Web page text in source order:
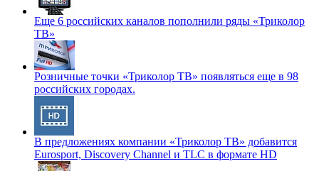
Еще 6 российских каналов пополнили ряды «Триколор
ТВ»
Розничные точки «Триколор ТВ» появляться еще в 98
российских городах.
В предложениях компании «Триколор ТВ» добавится
Eurosport, Discovery Channel и TLC в формате HD